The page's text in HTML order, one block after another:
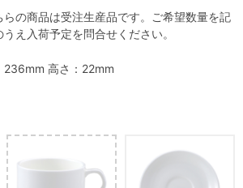
らの商品は受注生産品です。ご希望数量を記
うえ入荷予定を問合せください。
236mm 高さ：22mm